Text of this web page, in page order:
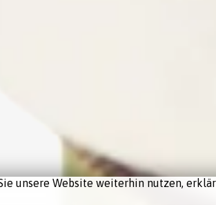
unsere Website weiterhin nutzen,